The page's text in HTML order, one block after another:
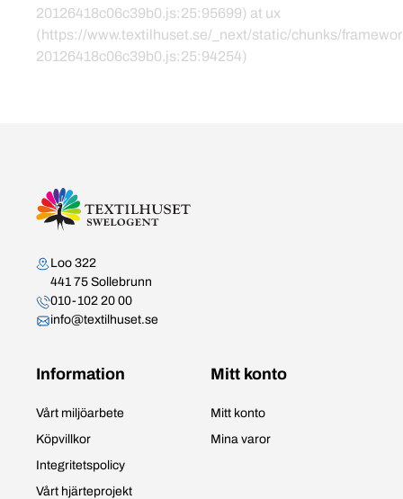
20126418c06c39b0.js:25:95699) at ux
(https://www.textilhuset.se/_next/static/chunks/
20126418c06c39b0.js:25:94254)
Kontakta oss
Loo 322
441 75 Sollebrunn
010-102 20 00
info@textilhuset.se
Information
Vårt miljöarbete
Köpvillkor
Integritetspolicy
Vårt hjärteprojekt
Mitt konto
Mitt konto
Mina varor